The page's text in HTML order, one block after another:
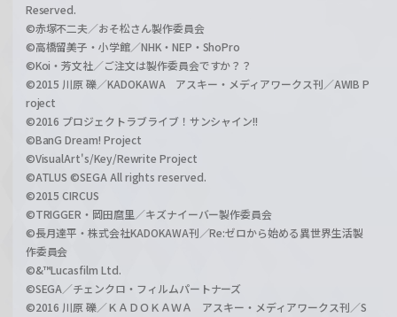
Reserved.
©赤塚不二夫／おそ松さん製作委員会
©高橋留美子・小学館／NHK・NEP・ShoPro
©Koi・芳文社／ご注文は製作委員会ですか？？
©2015 川原 礫／KADOKAWA アスキー・メディアワークス刊／AWIB P
roject
©2016 プロジェクトラブライブ！サンシャイン!!
©BanG Dream! Project
©VisualArt's/Key/Rewrite Project
©ATLUS ©SEGA All rights reserved.
©2015 CIRCUS
©TRIGGER・岡田麿里／キズナイーバー製作委員会
©長月達平・株式会社KADOKAWA刊／Re:ゼロから始める異世界生活製
作委員会
©&™Lucasfilm Ltd.
©SEGA／チェンクロ・フィルムパートナーズ
©2016 川原 礫／ＫＡＤＯＫＡＷＡ アスキー・メディアワークス刊／S